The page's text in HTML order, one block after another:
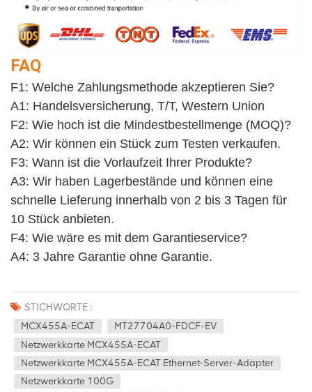
FAQ
F1: Welche Zahlungsmethode akzeptieren Sie?
A1: Handelsversicherung, T/T, Western Union
F2: Wie hoch ist die Mindestbestellmenge (MOQ)?
A2: Wir können ein Stück zum Testen verkaufen.
F3: Wann ist die Vorlaufzeit Ihrer Produkte?
A3: Wir haben Lagerbestände und können eine
schnelle Lieferung innerhalb von 2 bis 3 Tagen für
10 Stück anbieten.
F4: Wie wäre es mit dem Garantieservice?
A4: 3 Jahre Garantie ohne Garantie.
STICHWORTE :
MCX455A-ECAT
MT27704A0-FDCF-EV
Netzwerkkarte MCX455A-ECAT
Netzwerkkarte MCX455A-ECAT Ethernet-Server-Adapter
Netzwerkkarte 100G